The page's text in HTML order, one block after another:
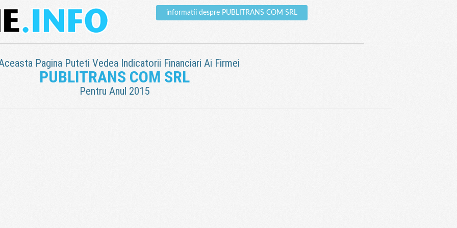
informatii despre PUBLITRANS COM SRL
Pagina Puteti Vedea Indicatorii Financiari Ai Firmei
PUBLITRANS COM SRL
Pentru Anul 2015